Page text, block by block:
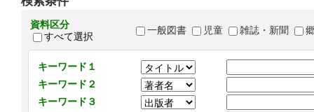
資料区分
すべて選択
一般図書 児童 雑誌・新聞
キーワード１
キーワード２
キーワード３